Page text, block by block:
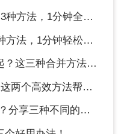
，1分钟全搞定！！
，1分钟轻松搞定！!
种合并方法超实用！
高效方法帮你解决！
方法来帮助您轻松合并！